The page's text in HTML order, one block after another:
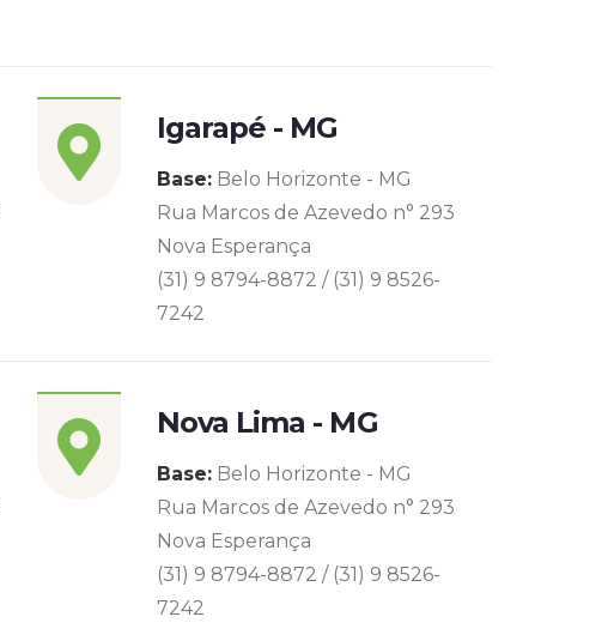
Igarapé - MG
Base: Belo Horizonte - MG
Rua Marcos de Azevedo n° 293
Nova Esperança
(31) 9 8794-8872 / (31) 9 8526-
7242
Nova Lima - MG
Base: Belo Horizonte - MG
Rua Marcos de Azevedo n° 293
Nova Esperança
(31) 9 8794-8872 / (31) 9 8526-
7242